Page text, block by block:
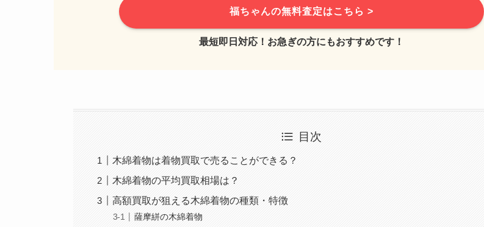
福ちゃんの無料査定はこちら >
最短即日対応！お急ぎの方にもおすすめです！
目次
木綿着物は着物買取で売ることができる？
木綿着物の平均買取相場は？
高額買取が狙える木綿着物の種類・特徴
薩摩絣の木綿着物